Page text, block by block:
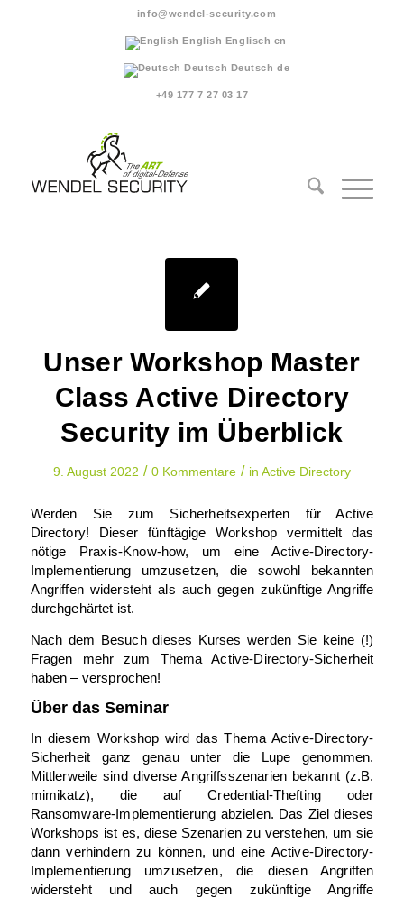
info@wendel-security.com
English Englisch en
Deutsch Deutsch de
+49 177 7 27 03 17
Unser Workshop Master
Class Active Directory
Security im Überblick
9. August 2022 / 0 Kommentare / in Active Directory
Werden Sie zum Sicherheitsexperten für Active
Directory! Dieser fünftägige Workshop vermittelt das
nötige Praxis-Know-how, um eine Active-Directory-
Implementierung umzusetzen, die sowohl bekannten
Angriffen widersteht als auch gegen zukünftige Angriffe
durchgehärtet ist.
Nach dem Besuch dieses Kurses werden Sie keine (!)
Fragen mehr zum Thema Active-Directory-Sicherheit
haben – versprochen!
Über das Seminar
In diesem Workshop wird das Thema Active-Directory-
Sicherheit ganz genau unter die Lupe genommen.
Mittlerweile sind diverse Angriffsszenarien bekannt (z.B.
mimikatz), die auf Credential-Thefting oder
Ransomware-Implementierung abzielen. Das Ziel dieses
Workshops ist es, diese Szenarien zu verstehen, um sie
dann verhindern zu können, und eine Active-Directory-
Implementierung umzusetzen, die diesen Angriffen
widersteht und auch gegen zukünftige Angriffe